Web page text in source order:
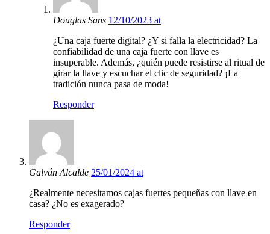
Douglas Sans 12/10/2023 at
¿Una caja fuerte digital? ¿Y si falla la electricidad? La
confiabilidad de una caja fuerte con llave es
insuperable. Además, ¿quién puede resistirse al ritual de
girar la llave y escuchar el clic de seguridad? ¡La
tradición nunca pasa de moda!
Responder
Galván Alcalde 25/01/2024 at
¿Realmente necesitamos cajas fuertes pequeñas con llave en
casa? ¿No es exagerado?
Responder